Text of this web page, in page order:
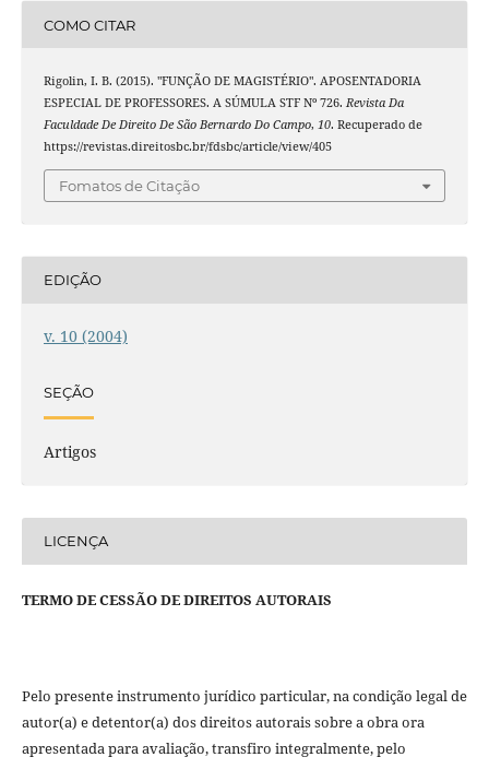
COMO CITAR
Rigolin, I. B. (2015). "FUNÇÃO DE MAGISTÉRIO". APOSENTADORIA
ESPECIAL DE PROFESSORES. A SÚMULA STF Nº 726. Revista Da
Faculdade De Direito De São Bernardo Do Campo, 10. Recuperado de
https://revistas.direitosbc.br/fdsbc/article/view/405
Fomatos de Citação
EDIÇÃO
v. 10 (2004)
SEÇÃO
Artigos
LICENÇA
TERMO DE CESSÃO DE DIREITOS AUTORAIS
Pelo presente instrumento jurídico particular, na condição legal de
autor(a) e detentor(a) dos direitos autorais sobre a obra ora
apresentada para avaliação, transfiro integralmente, pelo